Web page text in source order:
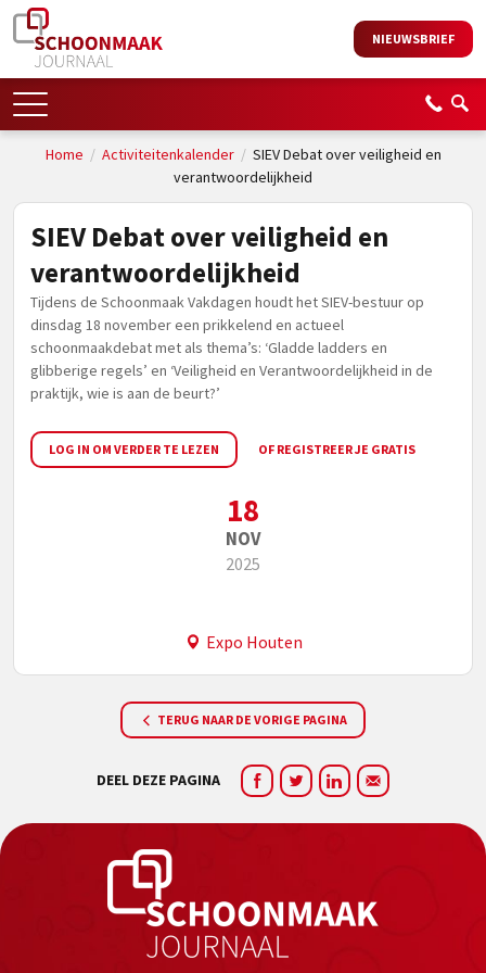
NIEUWSBRIEF
Home / Activiteitenkalender/ SIEV Debat over veiligheid en
verantwoordelijkheid
SIEV Debat over veiligheid en
verantwoordelijkheid
Tijdens de Schoonmaak Vakdagen houdt het SIEV-bestuur op
dinsdag 18 november een prikkelend en actueel
schoonmaakdebat met als thema’s: ‘Gladde ladders en
glibberige regels’ en ‘Veiligheid en Verantwoordelijkheid in de
praktijk, wie is aan de beurt?’
LOG IN OM VERDER TE LEZEN OF REGISTREER JE GRATIS
18
NOV
2025
Expo Houten
TERUG NAAR DE VORIGE PAGINA
DEEL DEZE PAGINA